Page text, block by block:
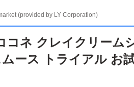
(provided by LY Corporation)
コネ クレイクリーム
ース トライアル お